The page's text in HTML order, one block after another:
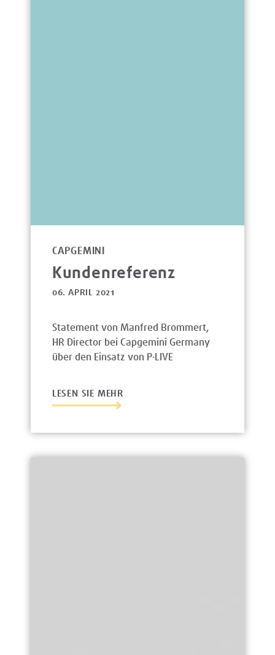
CAPGEMINI
Kundenreferenz
06. APRIL 2021
Statement von Manfred Brommert,
HR Director bei Capgemini Germany
über den Einsatz von P·LIVE
LESEN SIE MEHR